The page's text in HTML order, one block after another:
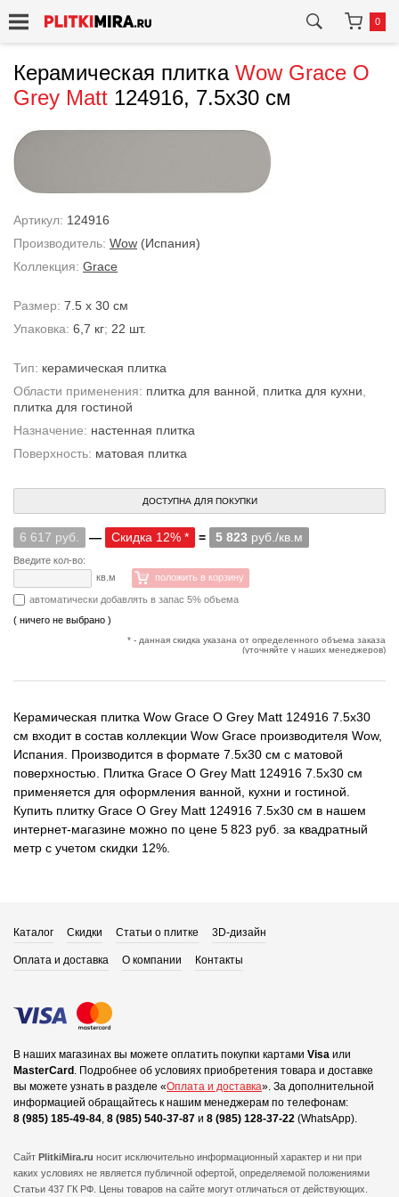
0
Керамическая плитка Wow Grace O
Grey Matt 124916, 7.5x30 см
Артикул: 124916
Производитель: Wow (Испания)
Коллекция: Grace
Размер: 7.5 x 30 см
Упаковка: 6,7 кг; 22 шт.
Тип: керамическая плитка
Области применения: плитка для ванной плитка для кухни
плитка для гостиной
Назначение: настенная плитка
Поверхность: матовая плитка
ДОСТУПНА ДЛЯ ПОКУПКИ
6 617 руб. — Скидка 12% * = 5 823 руб./кв.м
Введите кол-во:
кв.м
положить в корзину
автоматически добавлять в запас 5% объема
( ничего не выбрано )
* - данная скидка указана от определенного объема заказа
(уточняйте у наших менеджеров)
Керамическая плитка Wow Grace O Grey Matt 124916 7.5x30
см входит в состав коллекции Wow Grace производителя Wow,
Испания. Производится в формате 7.5x30 см с матовой
поверхностью. Плитка Grace O Grey Matt 124916 7.5x30 см
применяется для оформления ванной, кухни и гостиной.
Купить плитку Grace O Grey Matt 124916 7.5x30 см в нашем
интернет-магазине можно по цене 5 823 руб. за квадратный
метр с учетом скидки 12%.
Каталог Скидки Статьи о плитке 3D-дизайн
Оплата и доставка О компании Контакты
В наших магазинах вы можете оплатить покупки картами Visa или
MasterCard . Подробнее об условиях приобретения товара и доставке
вы можете узнать в разделе «Оплата и доставка». За дополнительной
информацией обращайтесь к нашим менеджерам по телефонам:
8 (985) 185-49-84, 8 (985) 540-37-87 и 8 (985) 128-37-22 (WhatsApp).
Сайт PlitkiMira.ru носит исключительно информационный характер и ни при
каких условиях не является публичной офертой, определяемой положениями
Статьи 437 ГК РФ. Цены товаров на сайте могут отличаться от действующих.